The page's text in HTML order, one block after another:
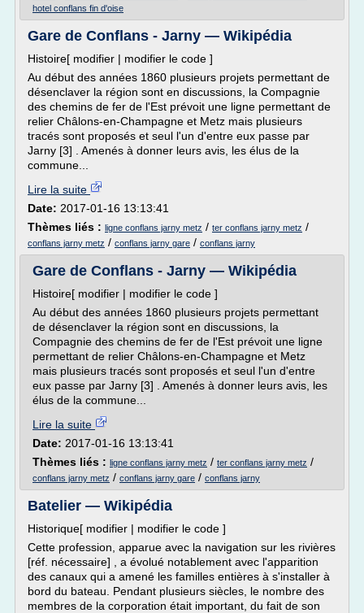
hotel conflans fin d'oise
Gare de Conflans - Jarny — Wikipédia
Histoire[ modifier | modifier le code ]
Au début des années 1860 plusieurs projets permettant de
désenclaver la région sont en discussions, la Compagnie
des chemins de fer de l'Est prévoit une ligne permettant de
relier Châlons-en-Champagne et Metz mais plusieurs
tracés sont proposés et seul l'un d'entre eux passe par
Jarny [3] . Amenés à donner leurs avis, les élus de la
commune...
Lire la suite
Date: 2017-01-16 13:13:41
Thèmes liés : ligne conflans jarny metz / ter conflans jarny metz /
conflans jarny metz / conflans jarny gare / conflans jarny
Gare de Conflans - Jarny — Wikipédia
Histoire[ modifier | modifier le code ]
Au début des années 1860 plusieurs projets permettant
de désenclaver la région sont en discussions, la
Compagnie des chemins de fer de l'Est prévoit une ligne
permettant de relier Châlons-en-Champagne et Metz
mais plusieurs tracés sont proposés et seul l'un d'entre
eux passe par Jarny [3] . Amenés à donner leurs avis, les
élus de la commune...
Lire la suite
Date: 2017-01-16 13:13:41
Thèmes liés : ligne conflans jarny metz / ter conflans jarny metz /
conflans jarny metz / conflans jarny gare / conflans jarny
Batelier — Wikipédia
Historique[ modifier | modifier le code ]
Cette profession, apparue avec la navigation sur les rivières
[réf. nécessaire] , a évolué notablement avec l'apparition
des canaux qui a amené les familles entières à s'installer à
bord du bateau. Pendant plusieurs siècles, le nombre des
membres de la corporation était important, du fait de son